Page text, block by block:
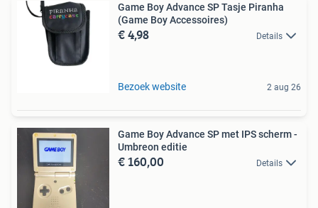
Game Boy Advance SP Tasje Piranha
(Game Boy Accessoires)
€ 4,98 Details
Bezoek website 2 aug 26
Game Boy Advance SP met IPS scherm -
Umbreon editie
€ 160,00 Details